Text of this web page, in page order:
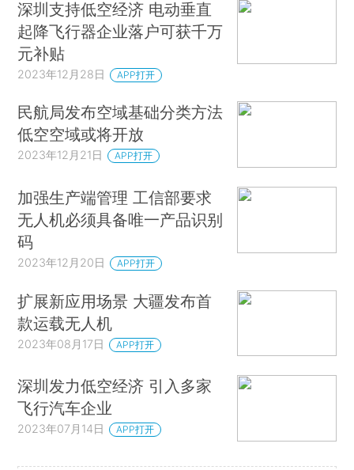
深圳支持低空经济 电动垂直
起降飞行器企业落户可获千万
元补贴
2023年12月28日 APP打开
民航局发布空域基础分类方法
低空空域或将开放
2023年12月21日 APP打开
加强生产端管理 工信部要求
无人机必须具备唯一产品识别
码
2023年12月20日 APP打开
扩展新应用场景 大疆发布首
款运载无人机
2023年08月17日 APP打开
深圳发力低空经济 引入多家
飞行汽车企业
2023年07月14日 APP打开